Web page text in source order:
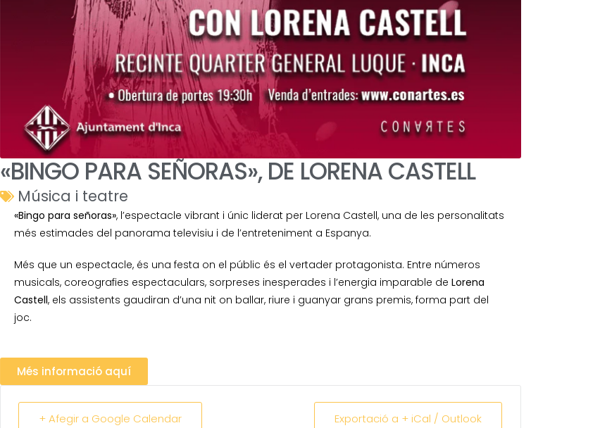
«BINGO PARA SEÑORAS», DE LORENA CASTELL
Música i teatre
«Bingo para señoras», l’espectacle vibrant i únic liderat per Lorena Castell, una de les personalitats
més estimades del panorama televisiu i de l’entreteniment a Espanya.
Més que un espectacle, és una festa on el públic és el vertader protagonista. Entre números
musicals, coreografies espectaculars, sorpreses inesperades i l’energia imparable de Lorena
Castell, els assistents gaudiran d’una nit on ballar, riure i guanyar grans premis, forma part del
joc.
Més informació aquí
+ Afegir a Google Calendar Exportació a + iCal / Outlook